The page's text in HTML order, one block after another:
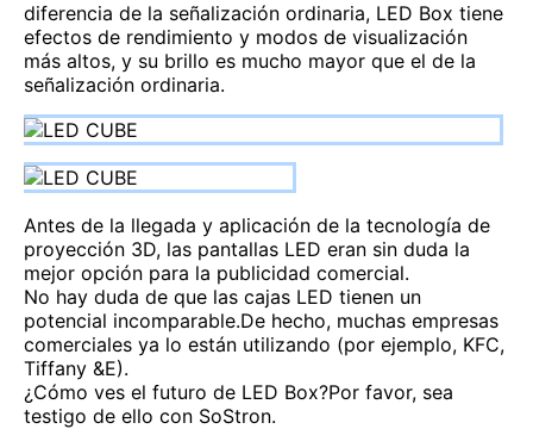
diferencia de la señalización ordinaria, LED Box tiene
efectos de rendimiento y modos de visualización
más altos, y su brillo es mucho mayor que el de la
señalización ordinaria.
Antes de la llegada y aplicación de la tecnología de
proyección 3D, las pantallas LED eran sin duda la
mejor opción para la publicidad comercial.
No hay duda de que las cajas LED tienen un
potencial incomparable.De hecho, muchas empresas
comerciales ya lo están utilizando (por ejemplo, KFC,
Tiffany &E).
¿Cómo ves el futuro de LED Box?Por favor, sea
testigo de ello con SoStron.